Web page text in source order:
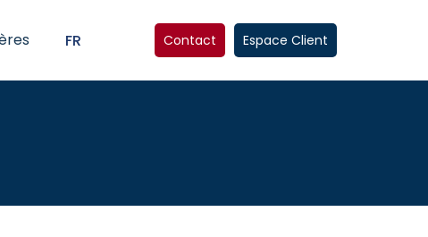
FR Contact Espace Client